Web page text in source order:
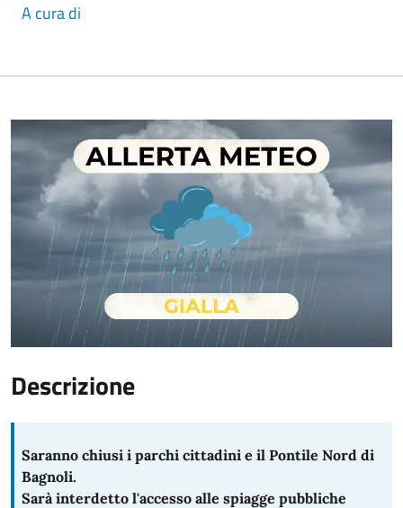
A cura di
Descrizione
Saranno chiusi i parchi cittadini e il Pontile Nord di
Bagnoli.
Sarà interdetto l'accesso alle spiagge pubbliche